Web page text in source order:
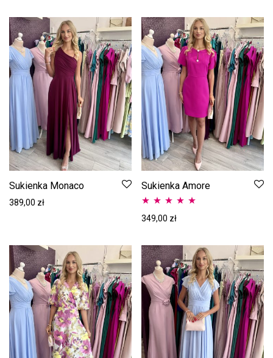
Sukienka Monaco
389,00 zł
Sukienka Amore
Oceniono
349,00 zł